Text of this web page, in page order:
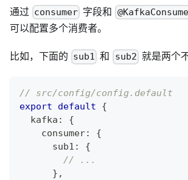
通过 consumer 字段和
可以配置多个消费者。
比如，下面的 sub1 和 sub2 就是两个
// src/config/config.default
export
default
{
  kafka
:
{
    consumer
:
{
      sub1
:
{
// ...
} ,